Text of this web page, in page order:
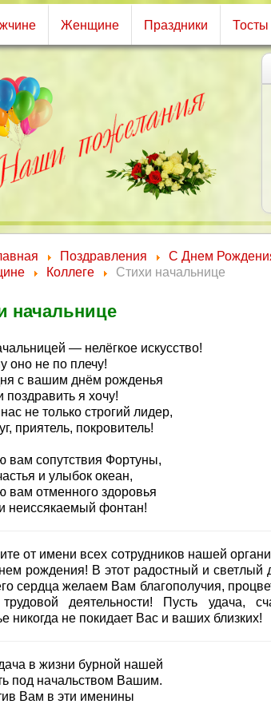
Женщине Праздники Тосты
Поздравления
С Днем
Коллеге Стихи начальнице
начальнице
— нелёгкое искусство!
оно не по плечу!
с вашим днём рожденья
я хочу!
не только строгий лидер,
приятель, покровитель!
вам сопутствия Фортуны,
и улыбок океан,
вам отменного здоровья
неиссякаемый фонтан!
от имени всех сотрудников нашей
рождения! В этот радостный и светлый
сердца желаем Вам благополучия,
деятельности! Пусть удача,
никогда не покидает Вас и ваших близких!
в жизни бурной нашей
под начальством Вашим.
Вам в эти именины